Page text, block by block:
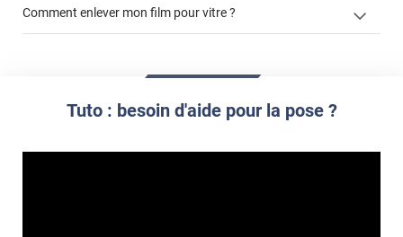
Comment enlever mon film pour vitre ?
enlever un film adhésif pour vitre
enlever et stocker
Tuto : besoin d'aide pour la pose ?